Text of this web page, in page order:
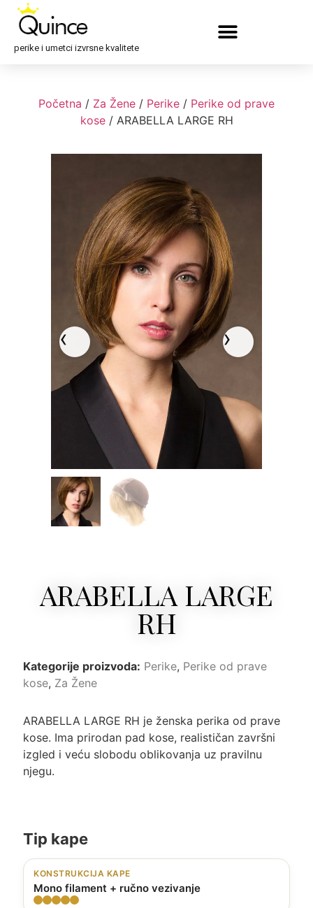
perike i umetci izvrsne kvalitete
Početna / Za Žene / Perike / Perike od prave
kose/ ARABELLA LARGE RH
ARABELLA LARGE
RH
Kategorije proizvoda: Perike, Perike od prave
kose, Za Žene
ARABELLA LARGE RH je ženska perika od prave
kose. Ima prirodan pad kose, realističan završni
izgled i veću slobodu oblikovanja uz pravilnu
njegu.
Tip kape
KONSTRUKCIJA KAPE
Mono filament + ručno vezivanje